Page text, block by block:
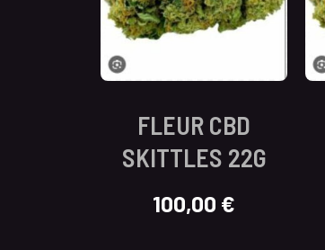
FLEUR CBD
SKITTLES 22G
100,00 €